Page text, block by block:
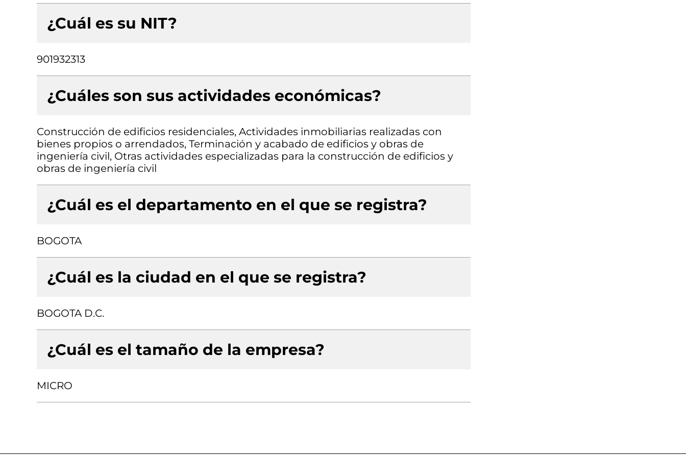
¿Cuál es su NIT?
901932313
¿Cuáles son sus actividades económicas?
Construcción de edificios residenciales, Actividades inmobiliarias realizadas con
bienes propios o arrendados, Terminación y acabado de edificios y obras de
ingeniería civil, Otras actividades especializadas para la construcción de edificios y
obras de ingeniería civil
¿Cuál es el departamento en el que se registra?
BOGOTA
¿Cuál es la ciudad en el que se registra?
BOGOTA D.C.
¿Cuál es el tamaño de la empresa?
MICRO